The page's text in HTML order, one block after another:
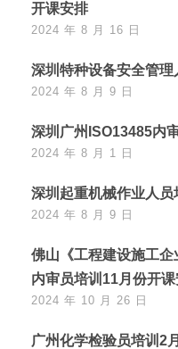
开课安排
2024 年 8 月 16 日
深圳特种设备安全管
2024 年 8 月 9 日
深圳广州ISO13485内
2024 年 8 月 1 日
深圳起重机械作业人
2024 年 8 月 9 日
佛山《工程建设施工
内审员培训11月份开
2024 年 10 月 26 日
广州化学检验员培训2